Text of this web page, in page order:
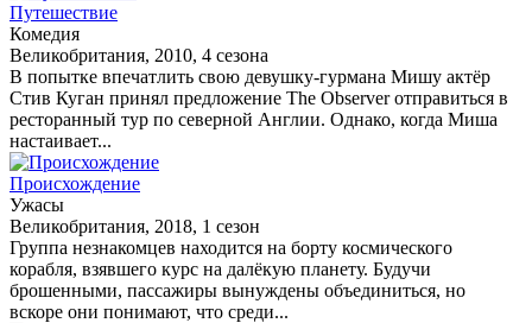
Путешествие
Комедия
Великобритания, 2010, 4 сезона
В попытке впечатлить свою девушку-гурмана Мишу актёр
Стив Куган принял предложение The Observer отправиться в
ресторанный тур по северной Англии. Однако, когда Миша
настаивает...
Происхождение
Ужасы
Великобритания, 2018, 1 сезон
Группа незнакомцев находится на борту космического
корабля, взявшего курс на далёкую планету. Будучи
брошенными, пассажиры вынуждены объединиться, но
вскоре они понимают, что среди...